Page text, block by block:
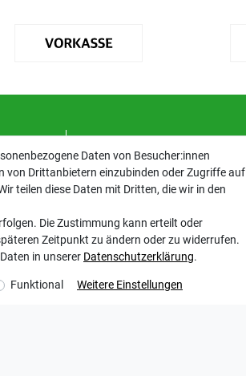
INFORMATIONEN
Kontakt
AGB
Impressum
Barrierefreiheitserklärung
Daten von Besucher:innen
von Drittanbietern einzubinden oder Zugriffe auf
teilen diese Daten mit Dritten, die wir in den
Die Zustimmung kann erteilt oder
Zeitpunkt zu ändern oder zu widerrufen.
in unserer Daten­schutz­erklärung.
Funktional Weitere Einstellungen